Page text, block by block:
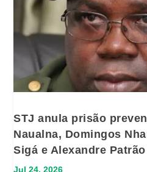
STJ anula prisão
Naualna, Domingos
Sigá e Alexandre
Jul 24, 2026